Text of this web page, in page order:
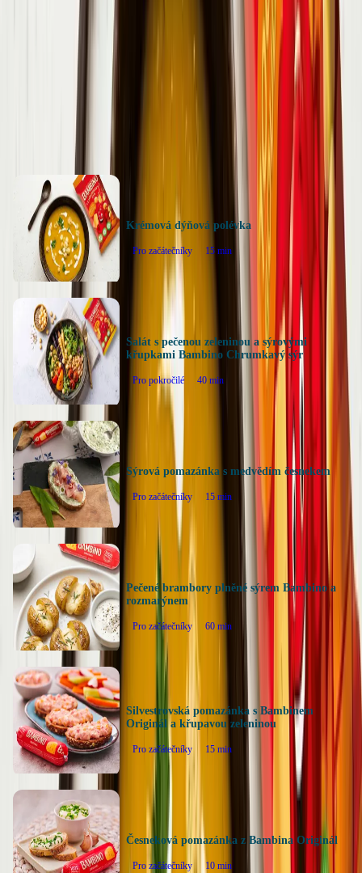
Ohodnotit recept
Další recepty
Krémová dýňová polévka
Pro začátečníky 15 min
Salát s pečenou zeleninou a sýrovými
křupkami Bambino Chrumkavý sýr
Pro pokročilé 40 min
Sýrová pomazánka s medvědím česnekem
Pro začátečníky 15 min
Pečené brambory plněné sýrem Bambino a
rozmarýnem
Pro začátečníky 60 min
Silvestrovská pomazánka s Bambinem
Originál a křupavou zeleninou
Pro začátečníky 15 min
Česneková pomazánka z Bambina Originál
Pro začátečníky 10 min